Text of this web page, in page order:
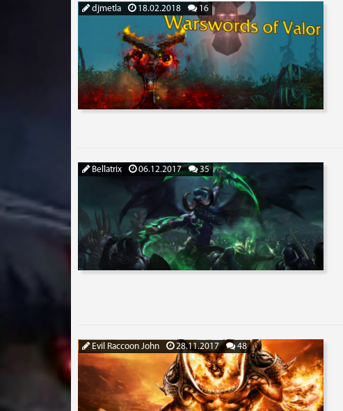
djmetla 18.02.2018 16
Bellatrix 06.12.2017 35
Evil Raccoon John 28.11.2017 48